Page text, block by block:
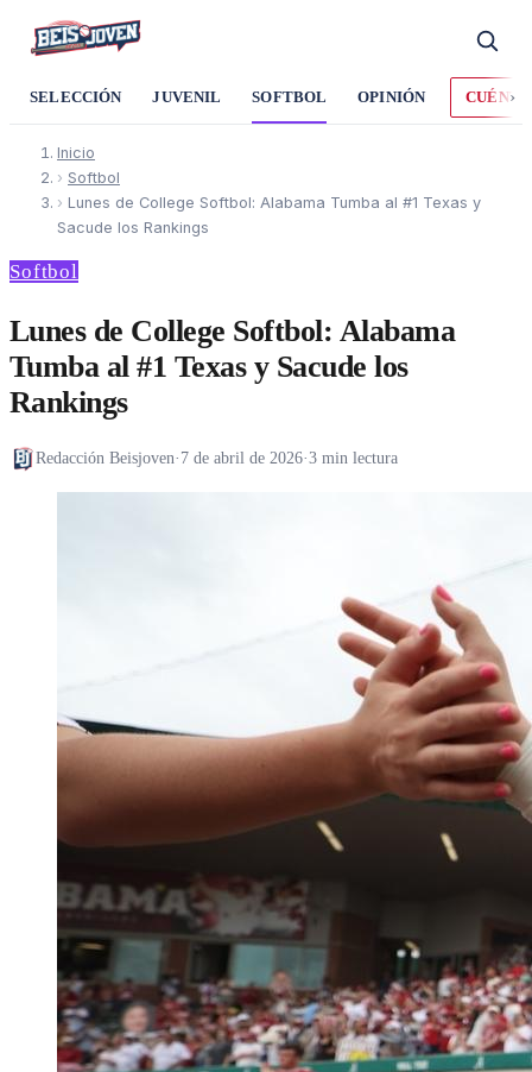
SELECCIÓN JUVENIL SOFTBOL OPINIÓN ›
Inicio
› Softbol
› Lunes de College Softbol: Alabama Tumba al #1 Texas y
Sacude los Rankings
Softbol
Lunes de College Softbol: Alabama
Tumba al #1 Texas y Sacude los
Rankings
Redacción Beisjoven· 7 de abril de 2026·3 min lectura